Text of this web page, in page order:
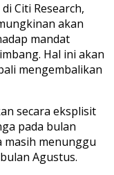
Citi Research,
akan
mandat
Hal ini akan
mengembalikan
secara eksplisit
pada bulan
masih menunggu
Agustus.